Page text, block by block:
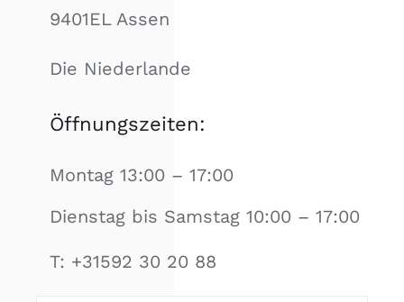
9401ELAssen
Die Niederlande
Öffnungszeiten:
Montag 13:00 – 17:00
Dienstag bis Samstag 10:00 – 17:00
T: +31592 30 20 88